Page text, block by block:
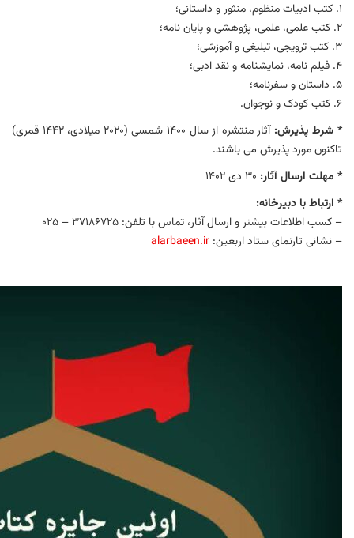
۱. کتب ادبیات منظوم، منثور و داستانی؛
۲. کتب علمی، علمی، پژوهشی و پایان نامه؛
۳. کتب ترویجی، تبلیغی و آموزشی؛
۴. فیلم نامه، نمایشنامه و نقد ادبی؛
۵. داستان و سفرنامه؛
۶. کتب کودک و نوجوان.
* شرط پذیرش:
آثار منتشره از سال ۱۴۰۰ شمسی (۲۰۲۰ میلادی، ۱۴۴۲ قمری)
تاکنون مورد پذیرش می باشند.
* مهلت ارسال آثار:
* ارتباط با دبیرخانه:
– کسب اطلاعات بیشتر و ارسال آثار، تماس با تلفن: ۳۷۱۸۶۷۲۵ – ۰۲۵
– نشانی تارنمای ستاد اربعین: alarbaeen.ir